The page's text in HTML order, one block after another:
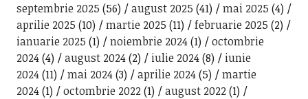
septembrie 2025 (56) august 2025 (41) mai 2025 (4)
aprilie 2025 (10) martie 2025 (11) februarie 2025 (2)
ianuarie 2025 (1) noiembrie 2024(1)
octombrie
2024(4) august 2024(2) iulie 2024(8)
iunie
2024(11) mai 2024(3) aprilie 2024(5)
martie
2024(1) octombrie 2022(1) august 2022(1)